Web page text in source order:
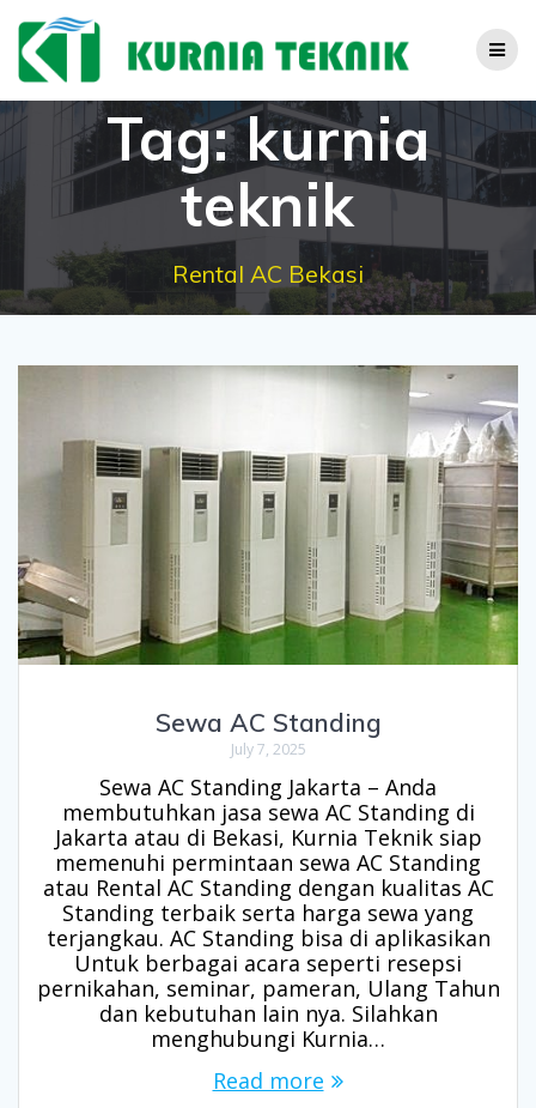
to
content
Tag:kurnia
teknik
Rental AC Bekasi
Sewa AC Standing
July 7, 2025
Sewa AC Standing Jakarta – Anda
membutuhkan jasa sewa AC Standing di
Jakarta atau di Bekasi, Kurnia Teknik siap
memenuhi permintaan sewa AC Standing
atau Rental AC Standing dengan kualitas AC
Standing terbaik serta harga sewa yang
terjangkau. AC Standing bisa di aplikasikan
Untuk berbagai acara seperti resepsi
pernikahan, seminar, pameran, Ulang Tahun
dan kebutuhan lain nya. Silahkan
menghubungi Kurnia…
Read more